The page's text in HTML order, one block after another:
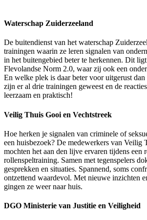
Waterschap Zuiderzeeland
De buitendienst van het waterschap
trainingen waarin ze leren signalen van
in het buitengebied beter te herkennen. Dit
Flevolandse Norm 2.0, waar zij ook een
En welke plek is daar beter voor uitgerust
zijn er al drie trainingen geweest en de
leerzaam en praktisch!
Veilig Thuis Gooi en Vechtstreek
Hoe herken je signalen van criminele of
een huisbezoek? De medewerkers van Veilig
mochten het aan den lijve ervaren tijdens een
rollenspeltraining. Samen met tegenspelers
gesprekken en situaties. Spannend, soms
ontzettend waardevol. Met nieuwe inzichten
gingen ze weer naar huis.
DGO Ministerie van Justitie en Veiligheid